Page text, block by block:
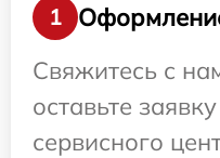
1
Свяжитесь с
оставьте
сервисного